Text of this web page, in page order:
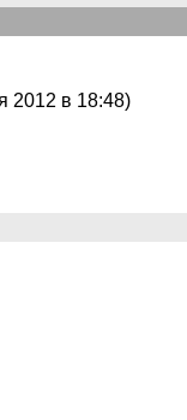
2012 в 18:48)